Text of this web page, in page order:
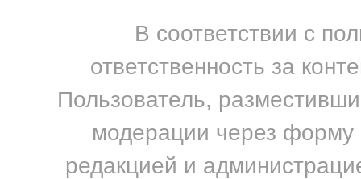
В соответствии с
ответственность за
Пользователь,
модерации через форму
редакцией и